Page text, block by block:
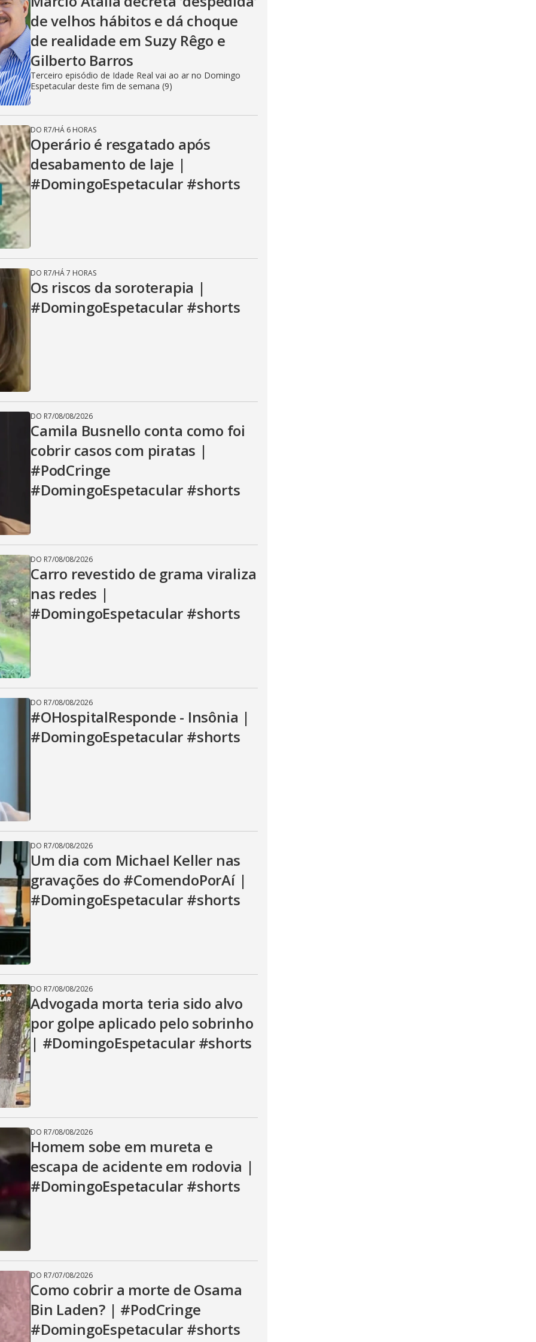
i
d
e
o
de velhos hábitos e dá choque
de realidade em Suzy Rêgo e
Gilberto Barros
Terceiro episódio de Idade Real vai ao ar no Domingo
Espetacular deste fim de semana (9)
DO R7/HÁ 6 HORAS
Operário é resgatado após
desabamento de laje |
#DomingoEspetacular #shorts
DO R7/HÁ 7 HORAS
Os riscos da soroterapia |
#DomingoEspetacular #shorts
DO R7/08/08/2026
Camila Busnello conta como foi
cobrir casos com piratas |
#PodCringe
#DomingoEspetacular #shorts
DO R7/08/08/2026
Carro revestido de grama viraliza
nas redes |
#DomingoEspetacular #shorts
DO R7/08/08/2026
#OHospitalResponde - Insônia |
#DomingoEspetacular #shorts
DO R7/08/08/2026
Um dia com Michael Keller nas
gravações do #ComendoPorAí |
#DomingoEspetacular #shorts
DO R7/08/08/2026
Advogada morta teria sido alvo
por golpe aplicado pelo sobrinho
| #DomingoEspetacular #shorts
DO R7/08/08/2026
Homem sobe em mureta e
escapa de acidente em rodovia |
#DomingoEspetacular #shorts
DO R7/07/08/2026
Como cobrir a morte de Osama
Bin Laden? | #PodCringe
#DomingoEspetacular #shorts